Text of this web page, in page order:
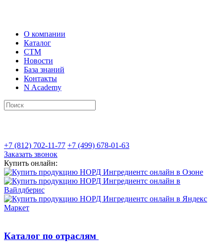
О компании
Каталог
СТМ
Новости
База знаний
Контакты
N Academy
+7 (812) 702-11-77 +7 (499) 678-01-63
Заказать звонок
Купить онлайн:
Каталог по отраслям